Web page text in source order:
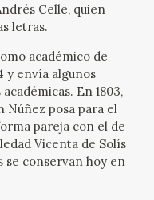
Celle, quien
letras.
académico de
y envía algunos
En 1803,
Núñez posa para el
pareja con el de
Vicenta de Solís
se conservan hoy en